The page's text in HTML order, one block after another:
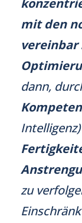
mit den
vereinbar
dann,
zu